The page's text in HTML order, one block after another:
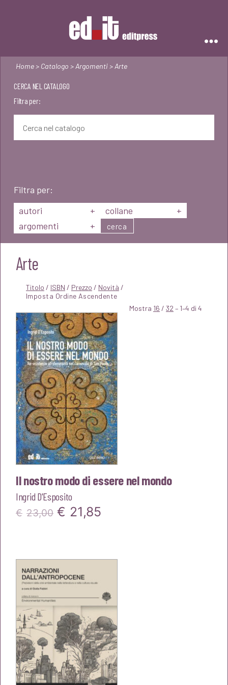
Home> Catalogo > Argomenti> Arte
CERCA NEL CATALOGO
Filtra per:
Filtra per:
autori
+ collane
+
argomenti
+ cerca
Arte
Titolo / ISBN / Prezzo / Novità /
Mostra 16 / 32 – 1–4 di 4
Il nostro modo di essere nel mondo
Ingrid D'Esposito
€ 23,00 Il
era:
€23,00.
€ 21,85